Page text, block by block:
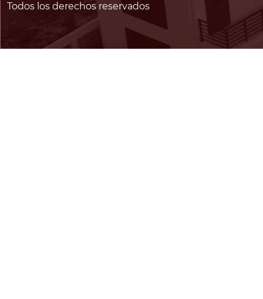
Todos los derechos reservados